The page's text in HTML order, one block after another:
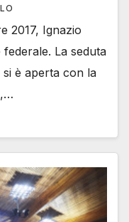
2017, Ignazio
La seduta
è aperta con la